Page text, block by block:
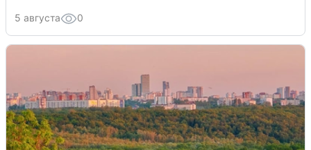
5 августа 0